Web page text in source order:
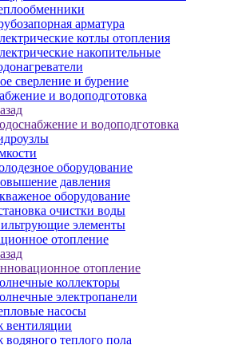
арматура
котлы отопления
накопительные
сверление и бурение
и водоподготовка
и водоподготовка
оборудование
давления
оборудование
очистки воды
элементы
отопление
отопление
коллекторы
электропанели
насосы
теплого пола